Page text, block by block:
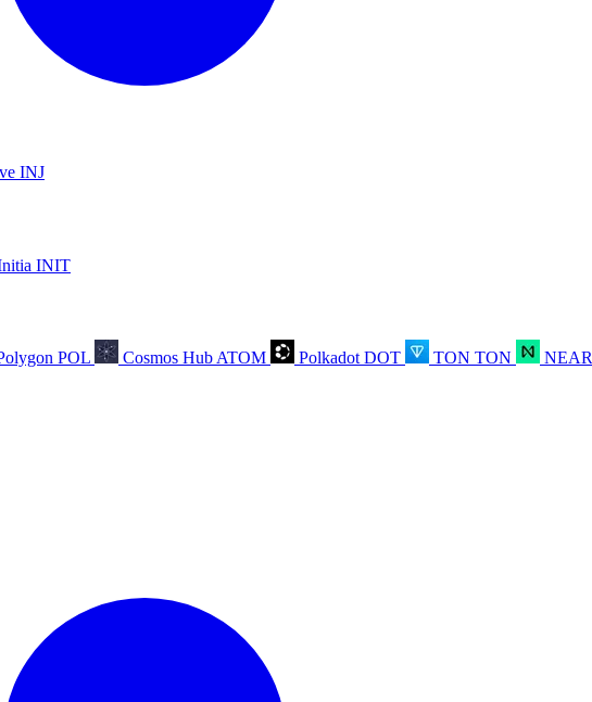
INJ
INIT
POL Cosmos Hub ATOM Polkadot DOT TON TON NEAR